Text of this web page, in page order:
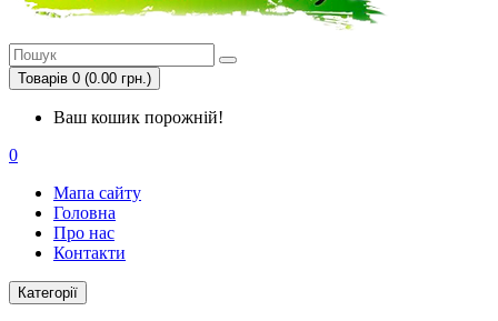
Товарів 0 (0.00 грн.)
Ваш кошик порожній!
0
Мапа сайту
Головна
Про нас
Контакти
Категорії